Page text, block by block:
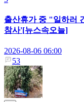
출산휴가 중 "일하러
참사'[뉴스속오늘]
2026-08-06 06:00
53